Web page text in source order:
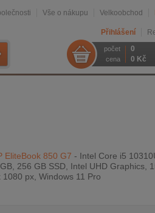
Vše o nákupu Velkoobchod
Přihlášení
počet 0
cena 0 Kč
EliteBook 850 G7 - Intel Core i5
256 GB SSD, Intel UHD Graphics,
1080 px, Windows 11 Pro